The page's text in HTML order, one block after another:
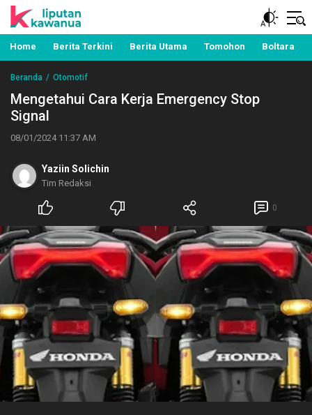
Liputan Kawanua
Berita Manado, Sulawesi Utara, Kawanua, Politik,
Pemerintahan, Hukum Kriminal dan Nasional
Home Berita Terkini Berita Utama Tomohon Boltara
Beranda Otomotif
Mengetahui Cara Kerja Emergency Stop
Signal
08/01/2024 11:37 AM
Yaziin Solichin
Tim Redaksi
0